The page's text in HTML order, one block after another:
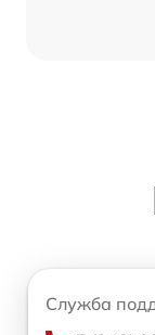
Служба